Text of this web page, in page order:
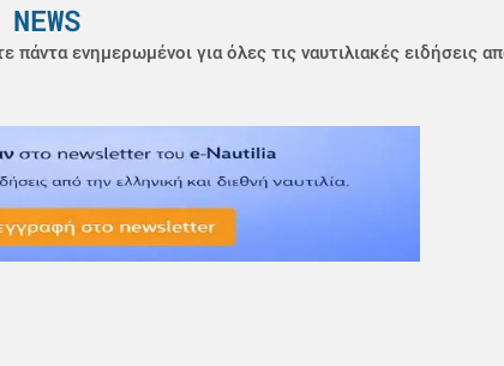
ενημερωμένοι για όλες τις ναυτιλιακές ειδήσεις